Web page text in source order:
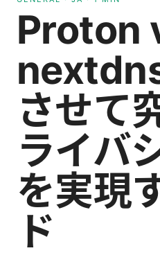
Proton
させて
ライバ
を実現
ド